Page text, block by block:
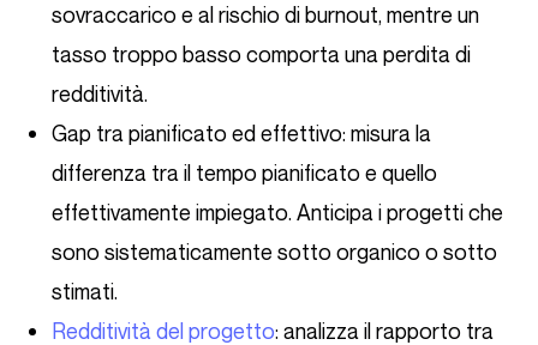
sovraccarico e al rischio di burnout, mentre un
tasso troppo basso comporta una perdita di
redditività.
Gap tra pianificato ed effettivo: misura la
differenza tra il tempo pianificato e quello
effettivamente impiegato. Anticipa i progetti che
sono sistematicamente sotto organico o sotto
stimati.
Redditività del progetto: analizza il rapporto tra